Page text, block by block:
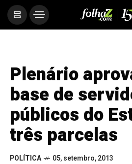
Plenário
base de
públicos do
três parcelas
POLÍTICA 05, setembro, 2013